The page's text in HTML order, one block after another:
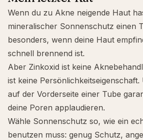
Wenn du zu Akne neigende Haut
mineralischer Sonnenschutz einen
besonders, wenn deine Haut
schnell brennend ist.
Aber Zinkoxid ist keine
ist keine
auf der Vorderseite einer Tube
deine Poren applaudieren.
Wähle Sonnenschutz so, wie ein
benutzen muss: genug Schutz,